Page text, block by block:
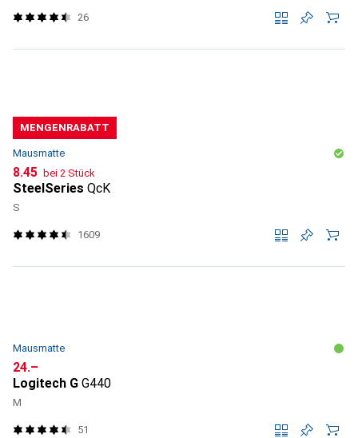
26
MENGENRABATT
Mausmatte
CHF
8.45 bei 2 Stück
SteelSeries QcK
S
1609
Mausmatte
CHF
24.–
Logitech G G440
M
51